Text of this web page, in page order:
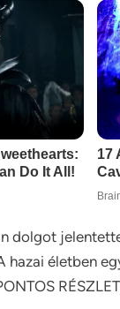
dolgot
hazai életben